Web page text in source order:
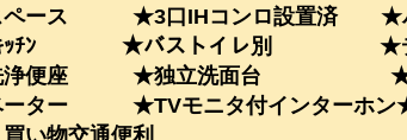
ペース ★3口IHコンロ設置済 ★バ
ｷｯﾁﾝ ★バストイレ別 ★ディ
浄便座 ★独立洗面台 ★洗濯
ター ★TVモニタ付インターホン★
い物交通便利